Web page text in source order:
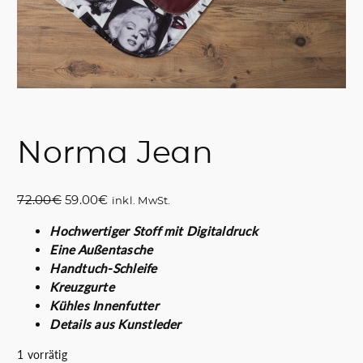
Norma Jean
72.00€ U
s
p
r
ü
n
g
59.00€A
t
u
e
l
l
e
inkl. MwSt.
Hochwertiger Stoff mit Digitaldruck
Eine Außentasche
Handtuch-Schleife
Kreuzgurte
Kühles Innenfutter
Details aus Kunstleder
1 vorrätig